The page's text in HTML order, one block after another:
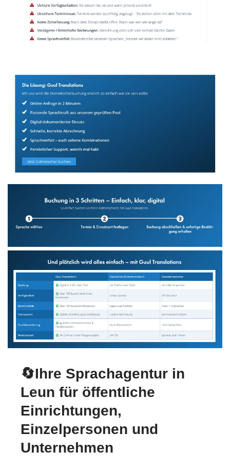
🔄Ihre Sprachagentur in
Leun für öffentliche
Einrichtungen,
Einzelpersonen und
Unternehmen